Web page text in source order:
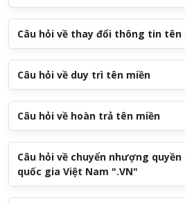
Câu hỏi về thay đổi thông tin tên
Câu hỏi về duy trì tên miền
Câu hỏi về hoàn trả tên miền
Câu hỏi về chuyển nhượng
quốc gia Việt Nam ".VN"